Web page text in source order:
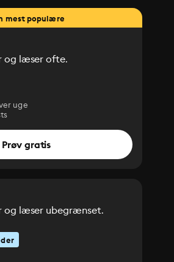
mest populære
og læser ofte.
uge
Prøv gratis
og læser ubegrænset.